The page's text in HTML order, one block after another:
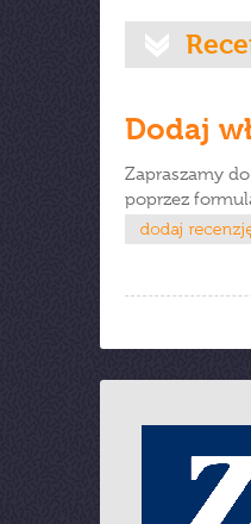
Dodaj
Zapraszamy
poprzez